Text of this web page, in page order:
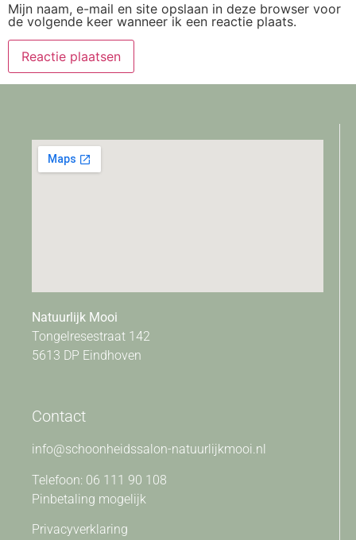
Mijn naam, e-mail en site opslaan in deze browser voor
de volgende keer wanneer ik een reactie plaats.
Natuurlijk Mooi
Tongelresestraat 142
5613 DP Eindhoven
Contact
info@schoonheidssalon-natuurlijkmooi.nl
Telefoon: 06 111 90 108
Pinbetaling mogelijk
Privacyverklaring